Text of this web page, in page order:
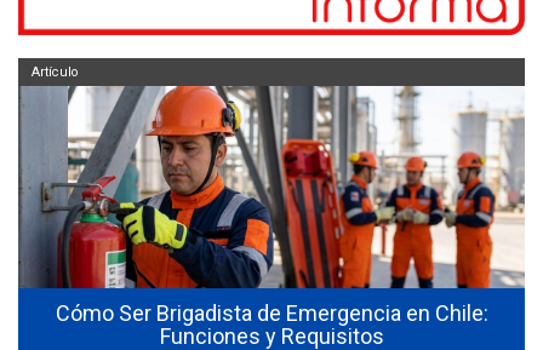
Cómo Ser Brigadista de Emergencia en Chile:
Funciones y Requisitos
Artículo